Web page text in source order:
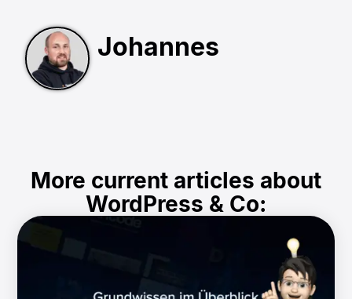
Johannes
More current articles about
WordPress & Co: